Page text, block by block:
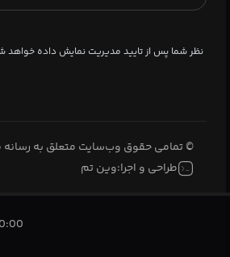
نظر شما پس از تایید مدیریت نمایش داده خواهد
© تمامی حقوق وب‌سایت متعلق به
طراحی و اجرا:وین تم